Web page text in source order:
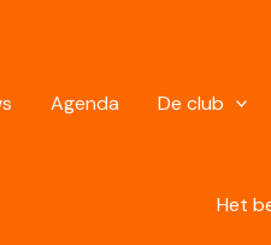
Agenda De club
Het